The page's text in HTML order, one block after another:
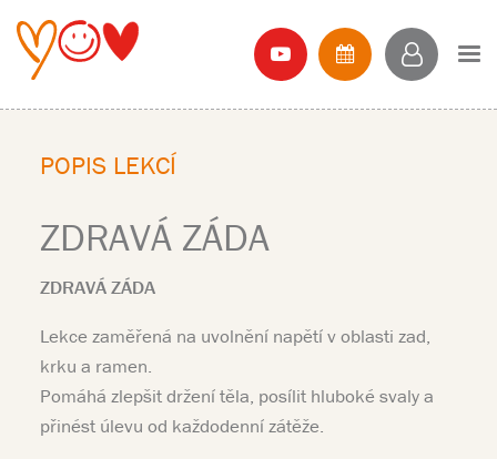
POPIS LEKCÍ
ZDRAVÁ ZÁDA
ZDRAVÁ ZÁDA
Lekce zaměřená na uvolnění napětí v oblasti zad,
krku a ramen.
Pomáhá zlepšit držení těla, posílit hluboké svaly a
přinést úlevu od každodenní zátěže.